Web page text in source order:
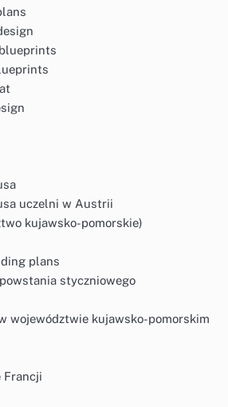
uczelni w Austrii
kujawsko-pomorskie)
plans
styczniowego
województwie kujawsko-pomorskim
Francji